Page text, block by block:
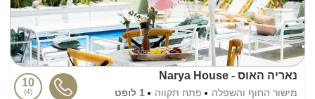
נאריה האוס - Narya House
מישור החוף והשפלה פתח תקווה 1 לופט
10
4